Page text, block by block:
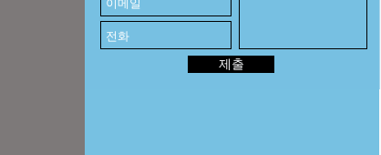
제출